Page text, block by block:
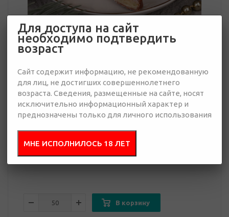
2 370 руб.
запрос
В корзину
Для доступа на сайт
необходимо подтвердить
возраст
Сайт содержит информацию, не рекомендованную
для лиц, не достигших совершеннолетнего
возраста. Сведения, размещенные на сайте, носят
исключительно информационный характер и
преднозначены только для личного использования
МНЕ ИСПОЛНИЛОСЬ 18 ЛЕТ